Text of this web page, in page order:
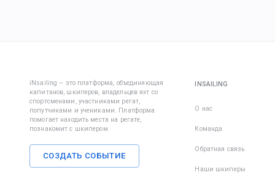
iNsailing – это платформа, объединяющая
капитанов, шкиперов, владельцев яхт со
спортсменами, участниками регат,
попутчиками и учениками. Платформа
помогает находить места на регате,
познакомит с шкипером.
СОЗДАТЬ СОБЫТИЕ
INSAILING
О нас
Команда
Обратная связь
Наши шкиперы